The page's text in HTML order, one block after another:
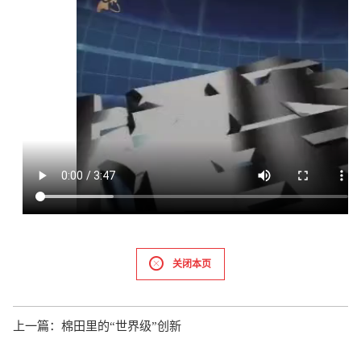
关闭本页
上一篇： 棉田里的“世界级”创新